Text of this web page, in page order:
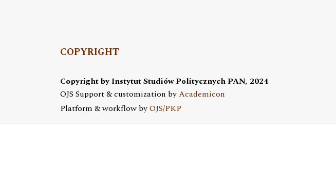
COPYRIGHT
Copyright by Instytut Studiów Politycznych PAN, 2024
OJS Support & customization byAcademicon
Platform & workflow byOJS/PKP